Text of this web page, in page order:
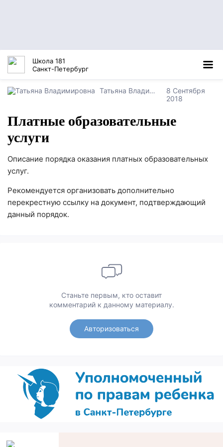
Школа 181
Санкт-Петербург
Татьяна Владимировна
8 Сентября
2018
Платные образовательные
услуги
Описание порядка оказания платных образовательных
услуг.
Рекомендуется организовать дополнительно
перекрестную ссылку на документ, подтверждающий
данный порядок.
Станьте первым, кто оставит
комментарий к данному материалу.
Авторизоваться